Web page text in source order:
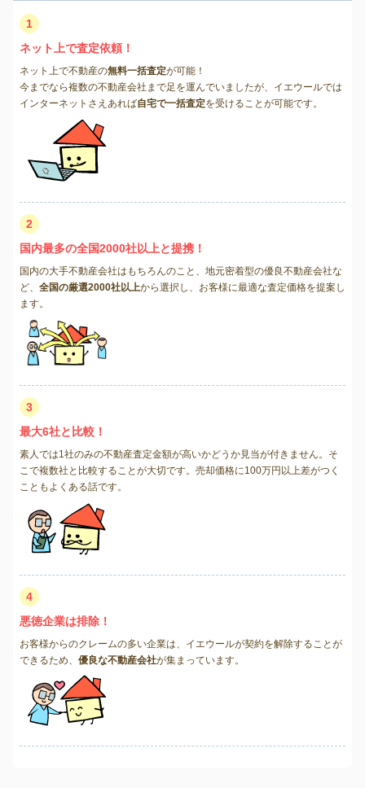
1
ネット上で査定依頼！
ネット上で不動産の無料一括査定が可能！
今までなら複数の不動産会社まで足を運んでいましたが、イエウールでは
インターネットさえあれば自宅で一括査定を受けることが可能です。
2
国内最多の全国2000社以上と提携！
国内の大手不動産会社はもちろんのこと、地元密着型の優良不動産会社な
ど、 全国の厳選2000社以上から選択し、お客様に最適な査定価格を提案し
ます。
3
最大6社と比較！
素人では1社のみの不動産査定金額が高いかどうか見当が付きません。そ
こで複数社と比較することが大切です。売却価格に100万円以上差がつく
こともよくある話です。
4
悪徳企業は排除！
お客様からのクレームの多い企業は、イエウールが契約を解除することが
できるため、 優良な不動産会社が集まっています。